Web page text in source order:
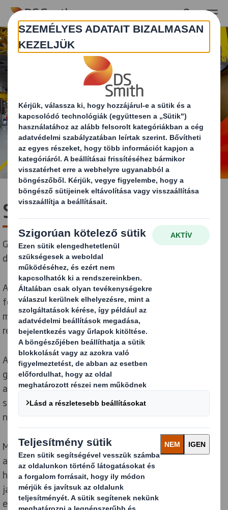
Skip to main content
Szén-dioxid-kibocsátás
Gyártói tevékenységünket, értékláncainkat
dekarbonizáljuk
Ahhoz, hogy a globális hőmérséklet-emelkedést 1,5
fokra korlátozzuk a Párizsi Klímaegyezménynek
megfelelően, mindannyiunknak gyorsan kell
reagálnunk és csökkentenünk a kibocsátást.
Az alacsony szén-dioxid-kibocsátású, körforgásos
gazdaságban a károsanyag-kibocsátás csökkenthető
azáltal, hogy optimalizáljuk a termékek előállítása
során alkalmazott erőforrások felhasználását, és
növeljük a megújuló energia felhasználását.
Mi is kivesszük a részünket a hulladék csökkentésében
azáltal, hogy az alapanyagok minél hosszabb ideig
használatban tartjuk, az energiahatékonyságot
javítjuk, új technológiákba ruházunk be és a megújuló
energiaforrásokra térünk át.